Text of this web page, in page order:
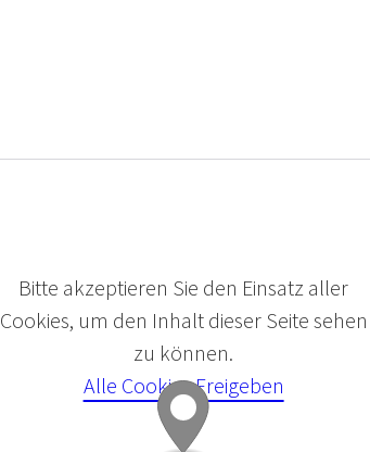
Bitte akzeptieren Sie den Einsatz aller
Cookies, um den Inhalt dieser Seite sehen
zu können.
Alle Cookies Freigeben